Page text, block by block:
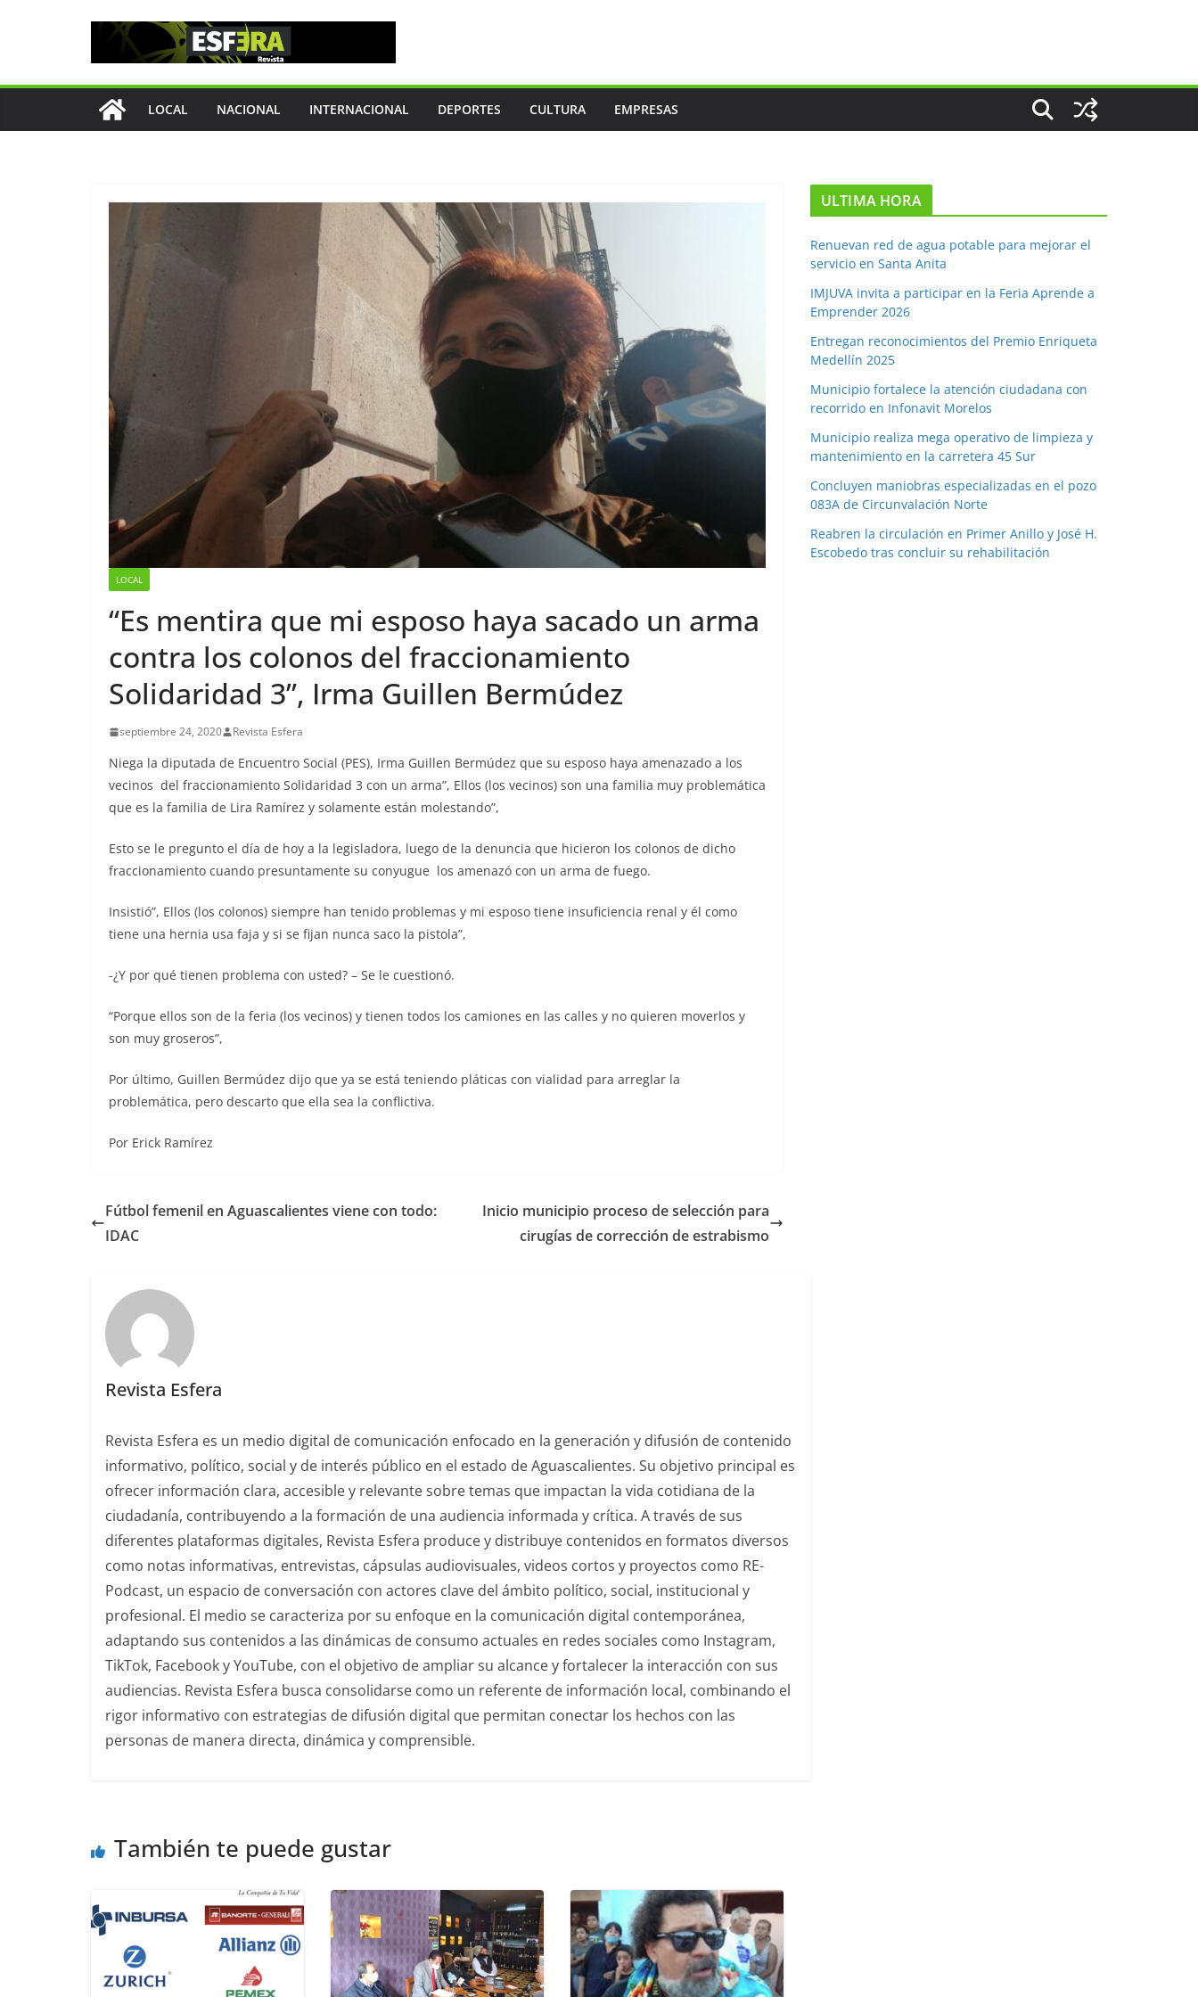
LOCAL NACIONAL INTERNACIONAL DEPORTES CULTURA EMPRESAS
LOCAL
“Es mentira que mi esposo haya sacado un arma
contra los colonos del fraccionamiento
Solidaridad 3”, Irma Guillen Bermúdez
septiembre 24, 2020 Revista Esfera
Niega la diputada de Encuentro Social (PES), Irma Guillen Bermúdez que su esposo haya amenazado a los
vecinos del fraccionamiento Solidaridad 3 con un arma”, Ellos (los vecinos) son una familia muy problemática
que es la familia de Lira Ramírez y solamente están molestando”,
Esto se le pregunto el día de hoy a la legisladora, luego de la denuncia que hicieron los colonos de dicho
fraccionamiento cuando presuntamente su conyugue los amenazó con un arma de fuego.
Insistió”, Ellos (los colonos) siempre han tenido problemas y mi esposo tiene insuficiencia renal y él como
tiene una hernia usa faja y si se fijan nunca saco la pistola”,
-¿Y por qué tienen problema con usted? – Se le cuestionó.
“Porque ellos son de la feria (los vecinos) y tienen todos los camiones en las calles y no quieren moverlos y
son muy groseros”,
Por último, Guillen Bermúdez dijo que ya se está teniendo pláticas con vialidad para arreglar la
problemática, pero descarto que ella sea la conflictiva.
Por Erick Ramírez
Fútbol femenil en Aguascalientes viene con todo:
IDAC
Inicio municipio proceso de selección para
cirugías de corrección de estrabismo
Revista Esfera
Revista Esfera es un medio digital de comunicación enfocado en la generación y difusión de contenido
informativo, político, social y de interés público en el estado de Aguascalientes. Su objetivo principal es
ofrecer información clara, accesible y relevante sobre temas que impactan la vida cotidiana de la
ciudadanía, contribuyendo a la formación de una audiencia informada y crítica. A través de sus
diferentes plataformas digitales, Revista Esfera produce y distribuye contenidos en formatos diversos
como notas informativas, entrevistas, cápsulas audiovisuales, videos cortos y proyectos como RE-
Podcast, un espacio de conversación con actores clave del ámbito político, social, institucional y
profesional. El medio se caracteriza por su enfoque en la comunicación digital contemporánea,
adaptando sus contenidos a las dinámicas de consumo actuales en redes sociales como Instagram,
TikTok, Facebook y YouTube, con el objetivo de ampliar su alcance y fortalecer la interacción con sus
audiencias. Revista Esfera busca consolidarse como un referente de información local, combinando el
rigor informativo con estrategias de difusión digital que permitan conectar los hechos con las
personas de manera directa, dinámica y comprensible.
También te puede gustar
ULTIMA HORA
Renuevan red de agua potable para mejorar el
servicio en Santa Anita
IMJUVA invita a participar en la Feria Aprende a
Emprender 2026
Entregan reconocimientos del Premio Enriqueta
Medellín 2025
Municipio fortalece la atención ciudadana con
recorrido en Infonavit Morelos
Municipio realiza mega operativo de limpieza y
mantenimiento en la carretera 45 Sur
Concluyen maniobras especializadas en el pozo
083A de Circunvalación Norte
Reabren la circulación en Primer Anillo y José H.
Escobedo tras concluir su rehabilitación